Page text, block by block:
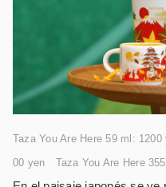
Taza You Are Here 59 ml:
00 yen Taza You Are Here